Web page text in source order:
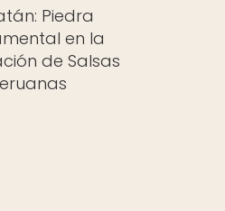
Piedra
en la
de Salsas